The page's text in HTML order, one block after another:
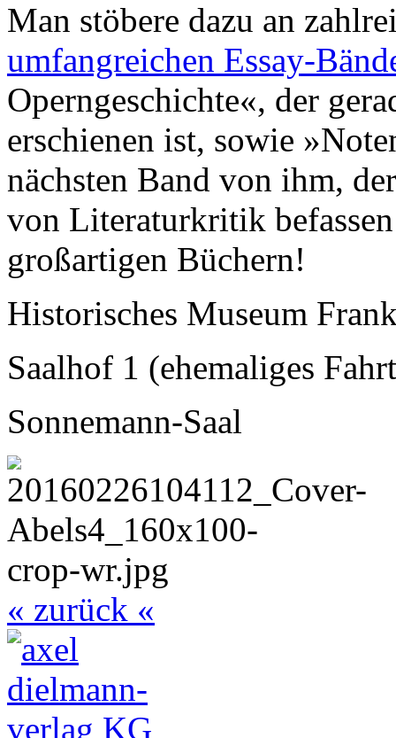
Man stöbere dazu an
umfangreichen Essay-
Operngeschichte«, der
erschienen ist, sowie
nächsten Band von ihm,
von Literaturkritik
großartigen Büchern!
Historisches Museum
Saalhof 1 (ehemaliges
Sonnemann-Saal
« zurück «